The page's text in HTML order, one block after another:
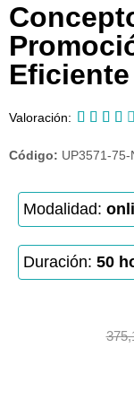
Valoración:     
Código: UP3571-75-
Modalidad:
Duración: 50